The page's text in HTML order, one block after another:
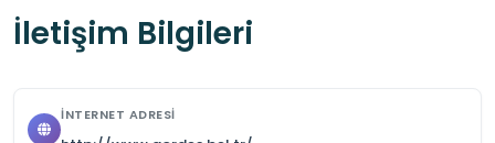
Kültür Evi içinde yiyecek ve içecek
planlanmalıdır. Öğrencilerin güvenliği için yeterli
İletişim Bilgileri
İNTERNET ADRESI